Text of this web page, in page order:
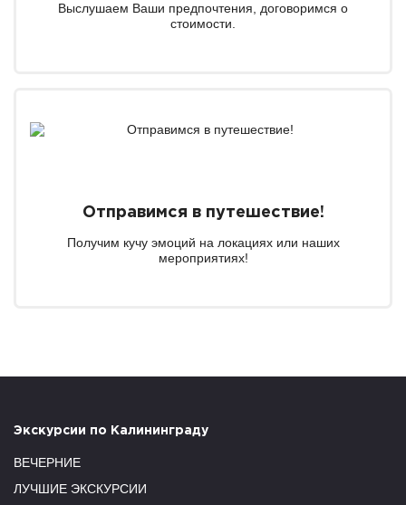
Выслушаем Ваши предпочтения, договоримся о
стоимости.
Отправимся в путешествие!
Получим кучу эмоций на локациях или наших
мероприятиях!
Экскурсии по Калининграду
ВЕЧЕРНИЕ
ЛУЧШИЕ ЭКСКУРСИИ